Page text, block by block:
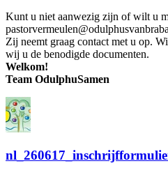
Kunt u niet aanwezig zijn of wilt u
Zij neemt graag contact met u op.
wij u de benodigde documenten.
Welkom!
Team OdulphuSamen